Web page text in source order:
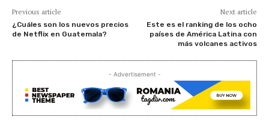
Previous article
¿Cuáles son los nuevos precios
de Netflix en Guatemala?
Next article
Este es el ranking de los ocho
países de América Latina con
más volcanes activos
- Advertisement -